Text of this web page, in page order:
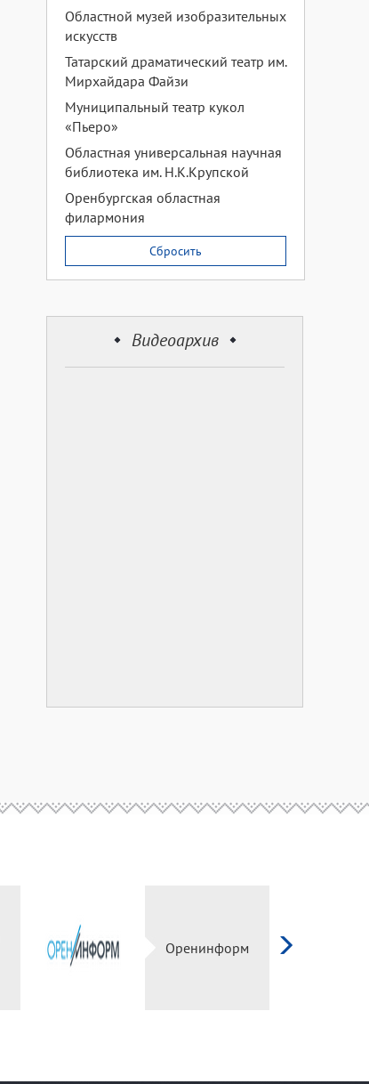
Областной музей изобразительных
искусств
Татарский драматический театр им.
Мирхайдара Файзи
Муниципальный театр кукол
«Пьеро»
Областная универсальная научная
библиотека им. Н.К.Крупской
Оренбургская областная
филармония
Сбросить
Видеоархив
Оренинформ